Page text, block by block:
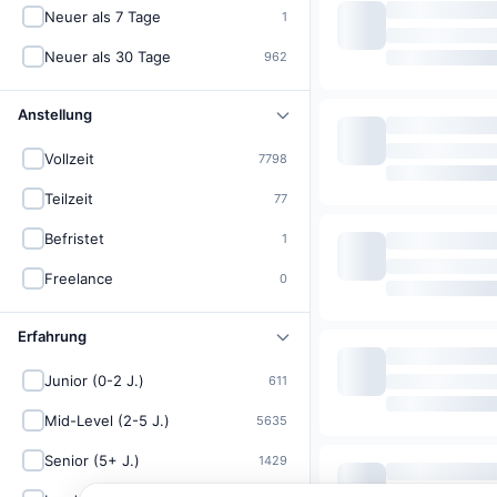
Neuer als 7 Tage 1
Neuer als 30 Tage 962
Anstellung
Vollzeit 7798
Teilzeit 77
Befristet 1
Freelance 0
Erfahrung
Junior (0-2 J.) 611
Mid-Level (2-5 J.) 5635
Senior (5+ J.) 1429